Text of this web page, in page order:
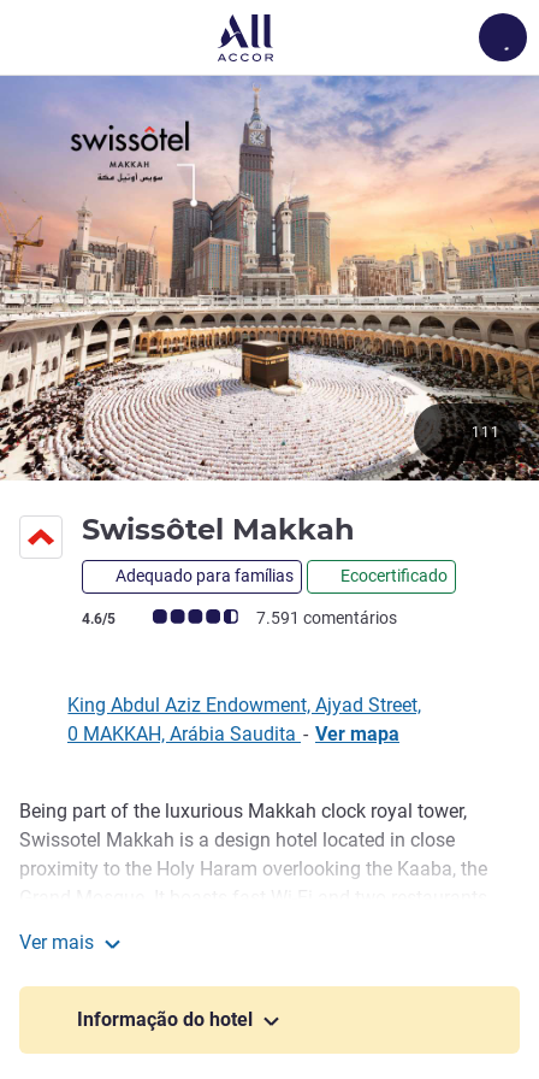
Swissôtel Makkah
Adequado para famílias Ecocertificado
Nota clientes Avis (Classificação ALL)
4.6/5 7.591 comentários
111
King Abdul Aziz Endowment, Ajyad Street,
0 MAKKAH, Arábia Saudita - Ver mapa
Descrição
Being part of the luxurious Makkah clock royal tower,
Swissotel Makkah is a design hotel located in close
proximity to the Holy Haram overlooking the Kaaba, the
decorated with printed carpeted floors. Each suite offers a
spacious seating area with a flat-screen TV and a minibar.
A marble bathroom is also included. Signature Restaurant
Ver mais
Informação do hotel